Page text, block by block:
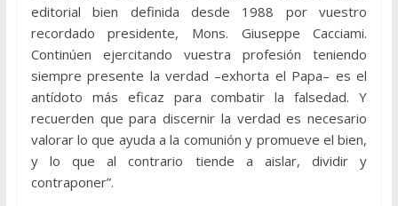
editorial bien definida desde 1988 por vuestro
recordado presidente, Mons. Giuseppe Cacciami.
Continúen ejercitando vuestra profesión teniendo
siempre presente la verdad –exhorta el Papa– es el
antídoto más eficaz para combatir la falsedad. Y
recuerden que para discernir la verdad es necesario
valorar lo que ayuda a la comunión y promueve el bien,
y lo que al contrario tiende a aislar, dividir y
contraponer”.